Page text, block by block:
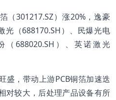
（301217.SZ）涨20%，逸豪
光（688170.SH）、民爆光电
（688020.SH）、英诺激光
盛，带动上游PCB铜箔加速迭
对较大，后处理产品设备有所